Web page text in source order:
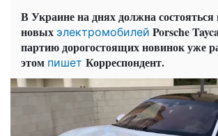
В Украине на днях должна состояться
новых электромобилей Porsche
партию дорогостоящих новинок уже
этом пишет Корреспондент.